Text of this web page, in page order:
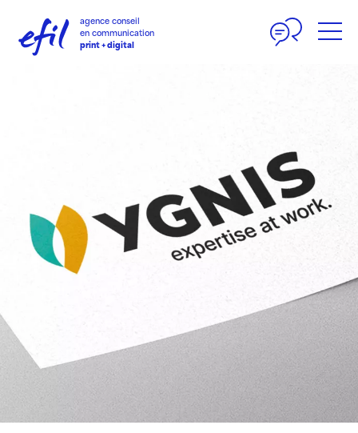
agence conseil
en communication
print + digital